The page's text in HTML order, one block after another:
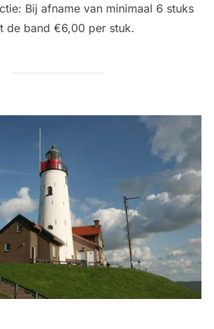
Bij afname van minimaal 6 stuks
de band €6,00 per stuk.